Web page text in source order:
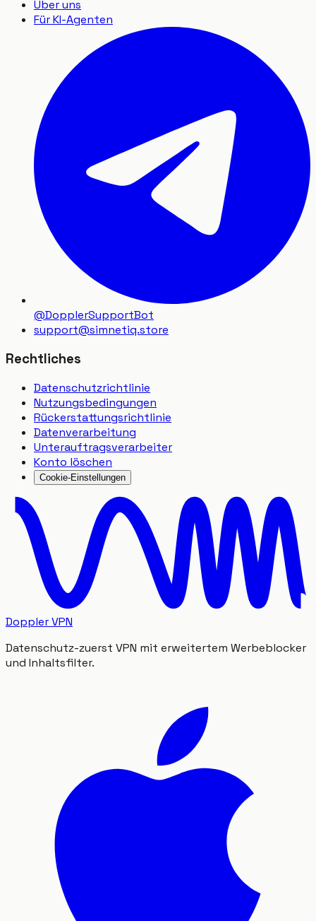
Über uns
Für KI-Agenten
@DopplerSupportBot
support@simnetiq.store
Rechtliches
Datenschutzrichtlinie
Nutzungsbedingungen
Rückerstattungsrichtlinie
Datenverarbeitung
Unterauftragsverarbeiter
Konto löschen
Cookie-Einstellungen
Doppler VPN
Datenschutz-zuerst VPN mit erweitertem Werbeblocker
und Inhaltsfilter.